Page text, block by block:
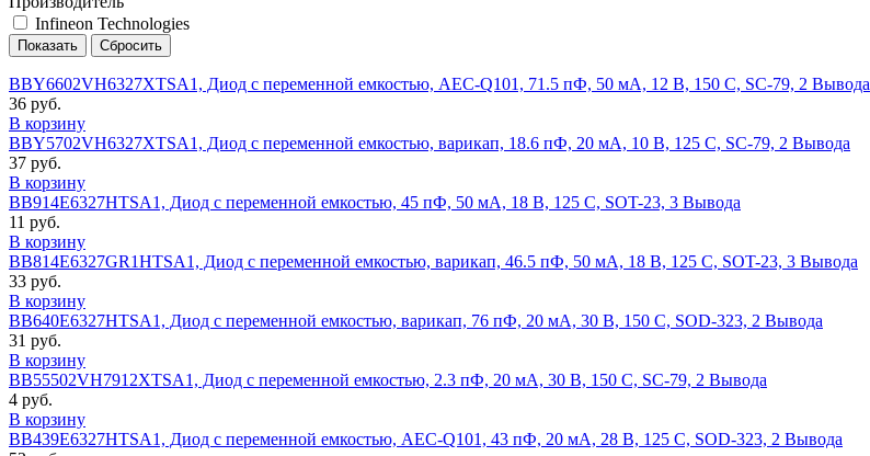
Infineon Technologies
BBY6602VH6327XTSA1, Диод с переменной емкостью, AEC-Q101, 71.5 пФ, 50 мА, 12 В, 150 C, SC-79, 2 Вывода
36 руб.
В корзину
BBY5702VH6327XTSA1, Диод с переменной емкостью, варикап, 18.6 пФ, 20 мА, 10 В, 125 C, SC-79, 2 Вывода
37 руб.
В корзину
BB914E6327HTSA1, Диод с переменной емкостью, 45 пФ, 50 мА, 18 В, 125 C, SOT-23, 3 Вывода
11 руб.
В корзину
BB814E6327GR1HTSA1, Диод с переменной емкостью, варикап, 46.5 пФ, 50 мА, 18 В, 125 C, SOT-23, 3 Вывода
33 руб.
В корзину
BB640E6327HTSA1, Диод с переменной емкостью, варикап, 76 пФ, 20 мА, 30 В, 150 C, SOD-323, 2 Вывода
31 руб.
В корзину
BB55502VH7912XTSA1, Диод с переменной емкостью, 2.3 пФ, 20 мА, 30 В, 150 C, SC-79, 2 Вывода
4 руб.
В корзину
BB439E6327HTSA1, Диод с переменной емкостью, AEC-Q101, 43 пФ, 20 мА, 28 В, 125 C, SOD-323, 2 Вывода